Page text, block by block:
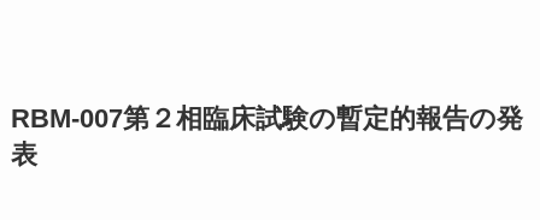
RBM-007第２相臨床試験の暫定的報告の発
表